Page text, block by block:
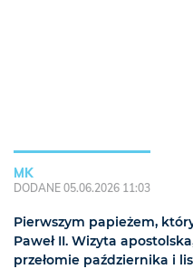
MK
DODANE 05.06.2026 11:03
Pierwszym papieżem,
Paweł II. Wizyta
przełomie października i